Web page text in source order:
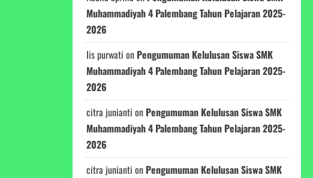
Muhammadiyah 4 Palembang Tahun Pelajaran 2025-
2026
Iis purwati on Pengumuman Kelulusan Siswa SMK
Muhammadiyah 4 Palembang Tahun Pelajaran 2025-
2026
citra junianti on Pengumuman Kelulusan Siswa SMK
Muhammadiyah 4 Palembang Tahun Pelajaran 2025-
2026
citra junianti on Pengumuman Kelulusan Siswa SMK